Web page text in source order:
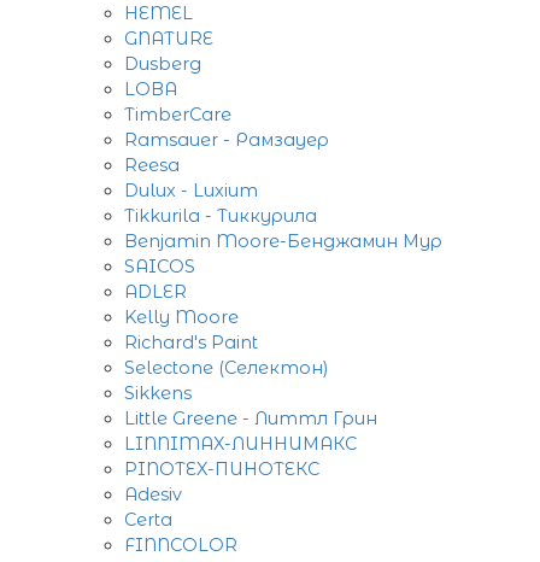
HEMEL
GNATURE
Dusberg
LOBA
TimberCare
Ramsauer - Рамзауер
Reesa
Dulux - Luxium
Tikkurila - Тиккурила
Benjamin Moore-Бенджамин Мур
SAICOS
ADLER
Kelly Moore
Richard's Paint
Selectone (Селектон)
Sikkens
Little Greene - Литтл Грин
LINNIMAX-ЛИННИМАКС
PINOTEX-ПИНОТЕКС
Adesiv
Certa
FINNCOLOR